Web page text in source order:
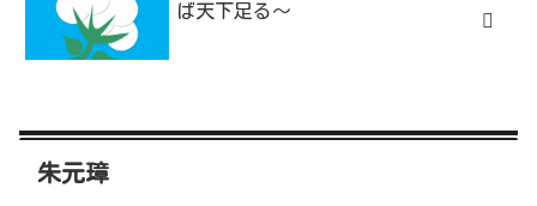
ば天下足る～
朱元璋